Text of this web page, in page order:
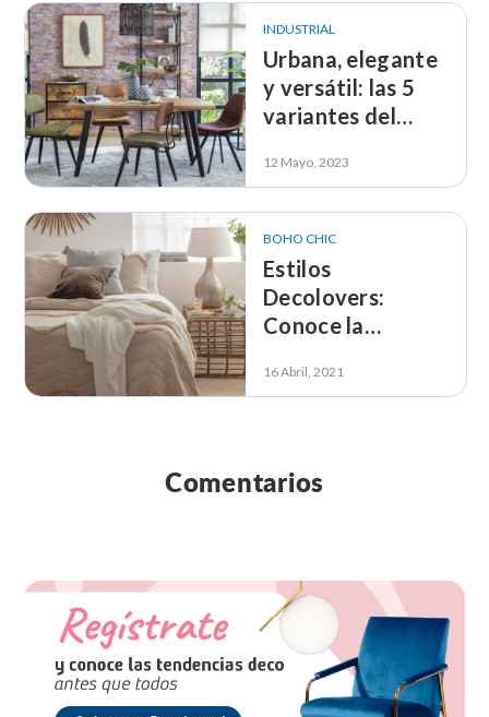
INDUSTRIAL
Urbana, elegante
y versátil: las 5
variantes del
12 Mayo, 2023
BOHO CHIC
Estilos
Decolovers:
Conoce la
chic y aplícala a tu
16 Abril, 2021
Comentarios